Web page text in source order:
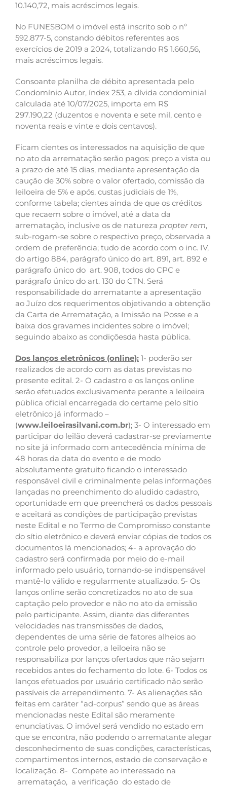
10.140,72, mais acréscimos legais.
No FUNESBOM o imóvel está inscrito sob o nº
592.877-5, constando débitos referentes aos
exercícios de 2019 a 2024, totalizando R$ 1.660,56,
mais acréscimos legais.
Consoante planilha de débito apresentada pelo
Condomínio Autor, índex 253, a dívida condominial
calculada até 10/07/2025, importa em R$
297.190,22 (duzentos e noventa e sete mil, cento e
noventa reais e vinte e dois centavos).
Ficam cientes os interessados na aquisição de que
no ato da arrematação serão pagos: preço a vista ou
a prazo de até 15 dias, mediante apresentação da
caução de 30% sobre o valor ofertado, comissão da
leiloeira de 5% e após, custas judiciais de 1%,
conforme tabela; cientes ainda de que os créditos
que recaem sobre o imóvel, até a data da
arrematação, inclusive os de natureza propter rem,
sub-rogam-se sobre o respectivo preço, observada a
ordem de preferência; tudo de acordo com o inc. IV,
do artigo 884, parágrafo único do art. 891, art. 892 e
parágrafo único do art. 908, todos do CPC e
parágrafo único do art. 130 do CTN. Será
responsabilidade do arrematante a apresentação
ao Juízo dos requerimentos objetivando a obtenção
da Carta de Arrematação, a Imissão na Posse e a
baixa dos gravames incidentes sobre o imóvel;
seguindo abaixo as condiçõesda hasta pública.
Dos lanços eletrônicos (online): 1- poderão ser
realizados de acordo com as datas previstas no
presente edital. 2- O cadastro e os lanços online
serão efetuados exclusivamente perante a leiloeira
pública oficial encarregada do certame pelo sítio
eletrônico já informado –
(www.leiloeirasilvani.com.br); 3- O interessado em
participar do leilão deverá cadastrar-se previamente
no site já informado com antecedência mínima de
48 horas da data do evento e de modo
absolutamente gratuito ficando o interessado
responsável civil e criminalmente pelas informações
lançadas no preenchimento do aludido cadastro,
oportunidade em que preencherá os dados pessoais
e aceitará as condições de participação previstas
neste Edital e no Termo de Compromisso constante
do sítio eletrônico e deverá enviar cópias de todos os
documentos lá mencionados; 4- a aprovação do
cadastro será confirmada por meio do e-mail
informado pelo usuário, tornando-se indispensável
mantê-lo válido e regularmente atualizado. 5- Os
lanços online serão concretizados no ato de sua
captação pelo provedor e não no ato da emissão
pelo participante. Assim, diante das diferentes
velocidades nas transmissões de dados,
dependentes de uma série de fatores alheios ao
controle pelo provedor, a leiloeira não se
responsabiliza por lanços ofertados que não sejam
recebidos antes do fechamento do lote. 6- Todos os
lanços efetuados por usuário certificado não serão
passíveis de arrependimento. 7- As alienações são
feitas em caráter “ad-corpus” sendo que as áreas
mencionadas neste Edital são meramente
enunciativas. O imóvel será vendido no estado em
que se encontra, não podendo o arrematante alegar
desconhecimento de suas condições, características,
compartimentos internos, estado de conservação e
localização. 8- Compete ao interessado na
arrematação, a verificação do estado de